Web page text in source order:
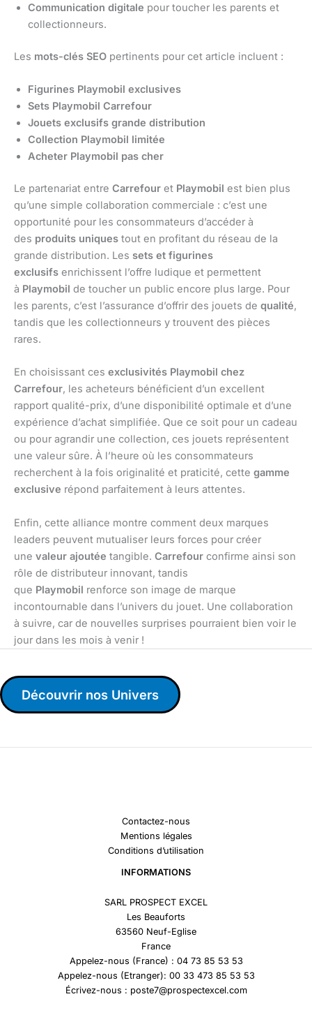
Communication digitale pour toucher les parents et
collectionneurs.
Les mots-clés SEO pertinents pour cet article incluent :
Figurines Playmobil exclusives
Sets Playmobil Carrefour
Jouets exclusifs grande distribution
Collection Playmobil limitée
Acheter Playmobil pas cher
Le partenariat entre Carrefour et Playmobil est bien plus
qu’une simple collaboration commerciale : c’est une
opportunité pour les consommateurs d’accéder à
des produits uniques tout en profitant du réseau de la
grande distribution. Les sets et figurines
exclusifs enrichissent l’offre ludique et permettent
à Playmobil de toucher un public encore plus large. Pour
les parents, c’est l’assurance d’offrir des jouets de qualité,
tandis que les collectionneurs y trouvent des pièces
rares.
En choisissant ces exclusivités Playmobil chez
Carrefour, les acheteurs bénéficient d’un excellent
rapport qualité-prix, d’une disponibilité optimale et d’une
expérience d’achat simplifiée. Que ce soit pour un cadeau
ou pour agrandir une collection, ces jouets représentent
une valeur sûre. À l’heure où les consommateurs
recherchent à la fois originalité et praticité, cette gamme
exclusive répond parfaitement à leurs attentes.
Enfin, cette alliance montre comment deux marques
leaders peuvent mutualiser leurs forces pour créer
une valeur ajoutée tangible. Carrefour confirme ainsi son
rôle de distributeur innovant, tandis
que Playmobil renforce son image de marque
incontournable dans l’univers du jouet. Une collaboration
à suivre, car de nouvelles surprises pourraient bien voir le
jour dans les mois à venir !
Découvrir nos Univers
Contactez-nous
Mentions légales
Conditions d’utilisation
INFORMATIONS
SARL PROSPECT EXCEL
Les Beauforts
63560 Neuf-Eglise
France
Appelez-nous (France) : 04 73 85 53 53
Appelez-nous (Etranger): 00 33 473 85 53 53
Écrivez-nous : poste7@prospectexcel.com